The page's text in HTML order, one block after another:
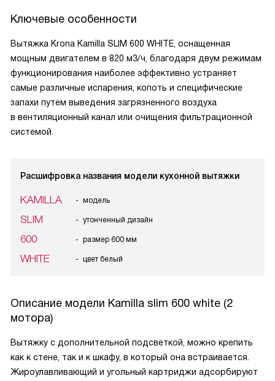
Ключевые особенности
Вытяжка Krona Kamilla SLIM 600 WHITE, оснащенная
мощным двигателем в 820 м3/ч, благодаря двум режимам
функционирования наиболее эффективно устраняет
самые различные испарения, копоть и специфические
запахи путем выведения загрязненного воздуха
в вентиляционный канал или очищения фильтрационной
системой.
Расшифровка названия модели кухонной вытяжки
KAMILLA модель
SLIM утонченный дизайн
600 размер 600 мм
WHITE цвет белый
Описание модели Kamilla slim 600 white (2
мотора)
Вытяжку c дополнительной подсветкой, можно крепить
как к стене, так и к шкафу, в который она встраивается.
Жироулавливающий и угольный картриджи адсорбируют